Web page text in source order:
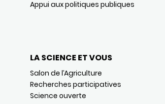
Appui aux politiques publiques
LA SCIENCE ET VOUS
Salon de l’Agriculture
Recherches participatives
Science ouverte